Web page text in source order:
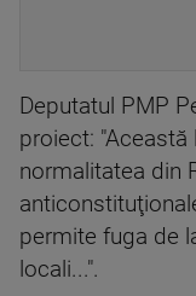
Deputatul PMP
proiect:
normalitatea din
permite fuga de
locali...".